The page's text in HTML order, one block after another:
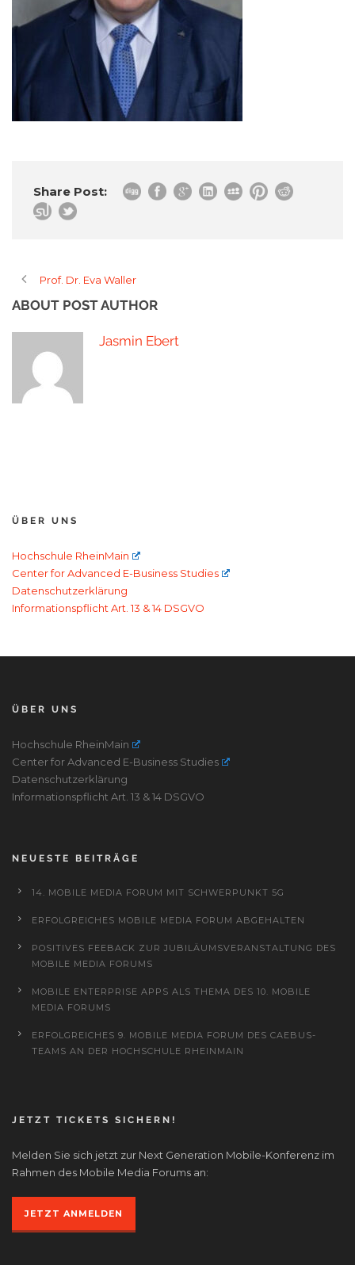
Share Post:
Prof. Dr. Eva Waller
ABOUT POST AUTHOR
Jasmin Ebert
ÜBER UNS
Hochschule RheinMain
Center for Advanced E-Business Studies
Datenschutzerklärung
Informationspflicht Art. 13 & 14 DSGVO
ÜBER UNS
Hochschule RheinMain
Center for Advanced E-Business Studies
Datenschutzerklärung
Informationspflicht Art. 13 & 14 DSGVO
NEUESTE BEITRÄGE
14. MOBILE MEDIA FORUM MIT SCHWERPUNKT 5G
ERFOLGREICHES MOBILE MEDIA FORUM ABGEHALTEN
POSITIVES FEEBACK ZUR JUBILÄUMSVERANSTALTUNG DES
MOBILE MEDIA FORUMS
MOBILE ENTERPRISE APPS ALS THEMA DES 10. MOBILE
MEDIA FORUMS
ERFOLGREICHES 9. MOBILE MEDIA FORUM DES CAEBUS-
TEAMS AN DER HOCHSCHULE RHEINMAIN
JETZT TICKETS SICHERN!
Melden Sie sich jetzt zur Next Generation Mobile-Konferenz im
Rahmen des Mobile Media Forums an:
JETZT ANMELDEN